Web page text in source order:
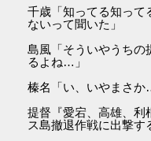
千歳「知ってる知って
ないって聞いた」
島風「そういやうちの
るよね…」
榛名「い、いやまさ
提督『愛宕、高雄、利
ス島撤退作戦に出撃す